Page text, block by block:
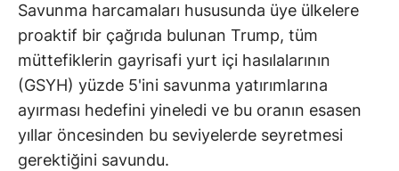
Savunma harcamaları hususunda üye ülkelere
proaktif bir çağrıda bulunan Trump, tüm
müttefiklerin gayrisafi yurt içi hasılalarının
(GSYH) yüzde 5'ini savunma yatırımlarına
ayırması hedefini yineledi ve bu oranın esasen
yıllar öncesinden bu seviyelerde seyretmesi
gerektiğini savundu.